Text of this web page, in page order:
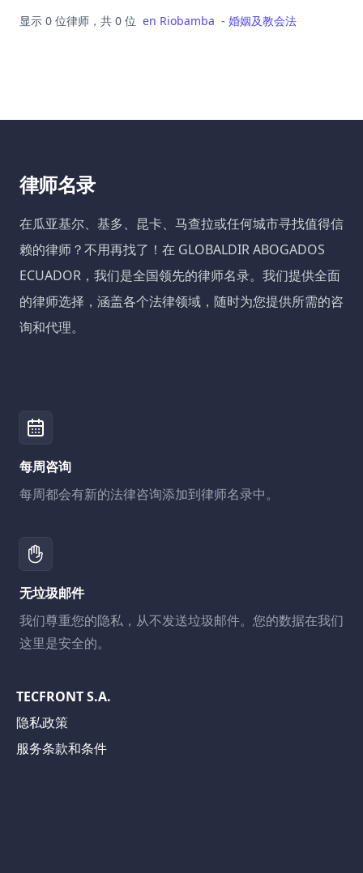
显示 0 位律师，共 0 位 en Riobamba - 婚姻及教会法
律师名录
在瓜亚基尔、基多、昆卡、马查拉或任何城市寻找值得信
赖的律师？不用再找了！在 GLOBALDIR ABOGADOS
ECUADOR，我们是全国领先的律师名录。我们提供全面
的律师选择，涵盖各个法律领域，随时为您提供所需的咨
询和代理。
每周咨询
每周都会有新的法律咨询添加到律师名录中。
无垃圾邮件
我们尊重您的隐私，从不发送垃圾邮件。您的数据在我们
这里是安全的。
TECFRONT S.A.
隐私政策
服务条款和条件